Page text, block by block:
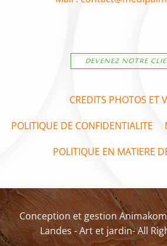
DEVENEZ NOTRE
CREDITS PHOTOS ET
POLITIQUE DE CONFIDENTIALITE
POLITIQUE EN MATIERE
Conception et gestion
Landes - Art et jardin- All